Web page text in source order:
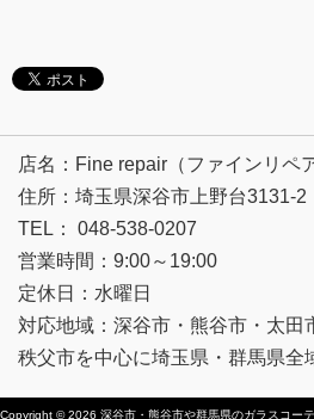
店名：Fine repair（ファインリペア
住所：埼玉県深谷市上野台3131-2
TEL： 048-538-0207
営業時間：9:00～19:00
定休日：水曜日
対応地域：深谷市・熊谷市・太田
秩父市を中心に埼玉県・群馬県全
Copyright © 2026 深谷市・熊谷市や群馬県のガラスコー